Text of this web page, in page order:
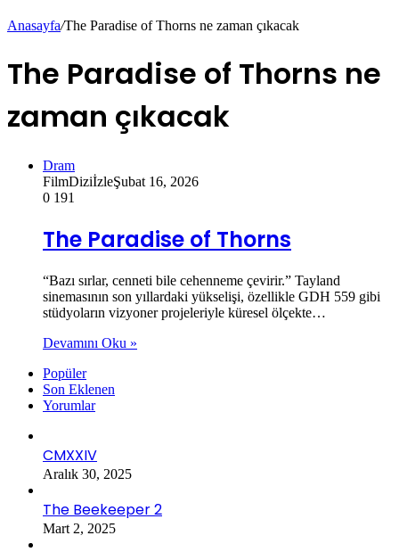
Anasayfa/The Paradise of Thorns ne zaman çıkacak
The Paradise of Thorns ne
zaman çıkacak
Dram
FilmDiziİzleŞubat 16, 2026
0 191
The Paradise of Thorns
“Bazı sırlar, cenneti bile cehenneme çevirir.” Tayland
sinemasının son yıllardaki yükselişi, özellikle GDH 559 gibi
stüdyoların vizyoner projeleriyle küresel ölçekte…
Devamını Oku »
Popüler
Son Eklenen
Yorumlar
CMXXIV
Aralık 30, 2025
The Beekeeper 2
Mart 2, 2025